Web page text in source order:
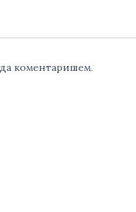
коментаришем.